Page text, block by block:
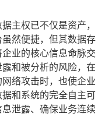
主权已不仅是资产，
然便捷，但其数据存
业的核心信息命脉交
和被分析的风险，在
络攻击时，也使企业
和系统的完全自主可
泄露、确保业务连续